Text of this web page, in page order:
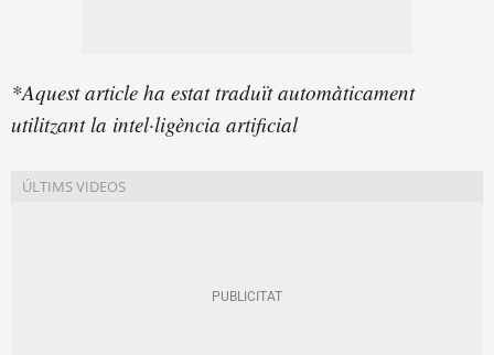
*Aquest article ha estat traduït automàticament
utilitzant la intel·ligència artificial